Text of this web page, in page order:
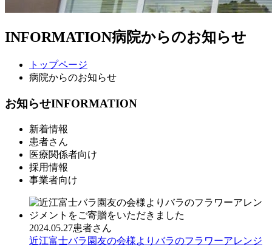
INFORMATION病院からのお知らせ
トップページ
病院からのお知らせ
お知らせINFORMATION
新着情報
患者さん
医療関係者向け
採用情報
事業者向け
2024.05.27患者さん
近江富士バラ園友の会様よりバラのフラワーアレンジ